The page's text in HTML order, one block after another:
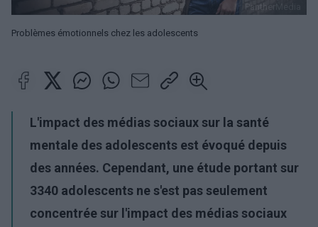
PantherMedia
Problèmes émotionnels chez les adolescents
L'impact des médias sociaux sur la santé
mentale des adolescents est évoqué depuis
des années. Cependant, une étude portant sur
3340 adolescents ne s'est pas seulement
concentrée sur l'impact des médias sociaux